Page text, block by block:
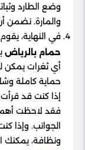
وضع الطارد
والمارة. نضمن
في النهاية،
حمام بالرياض
أي ثغرات يمكن
حماية كاملة
إذا كنت قد
فقد لاحظت
الجوانب. وإذا
ونظافة، يمكنك